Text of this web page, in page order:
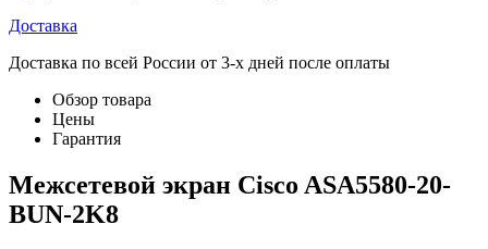
Доставка
Доставка по всей России от 3-х дней после оплаты
Обзор товара
Цены
Гарантия
Межсетевой экран Cisco ASA5580-20-
BUN-2K8